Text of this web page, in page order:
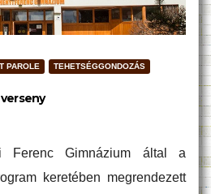
PAROLE TEHETSÉGGONDOZÁS
Ferenc Gimnázium által a
keretében megrendezett